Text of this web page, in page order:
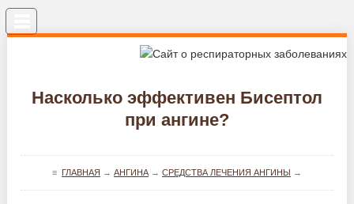
Насколько эффективен Бисептол
при ангине?
≡ ГЛАВНАЯ → АНГИНА→ СРЕДСТВА ЛЕЧЕНИЯ АНГИНЫ →